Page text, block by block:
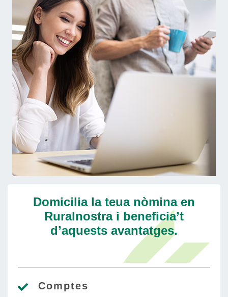
Domicilia la teua nòmina en
Ruralnostra i beneficia’t
d’aquests avantatges.
Comptes